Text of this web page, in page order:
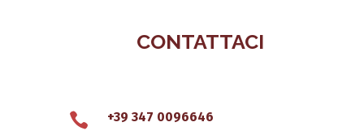
CONTATTACI
 +39 347 0096646